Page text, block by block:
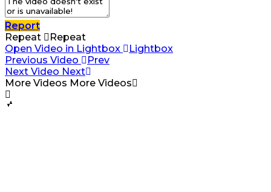
Report
Repeat
Repeat
Open Video in Lightbox
Lightbox
Previous Video
Prev
Next Video Next
More Videos More Videos